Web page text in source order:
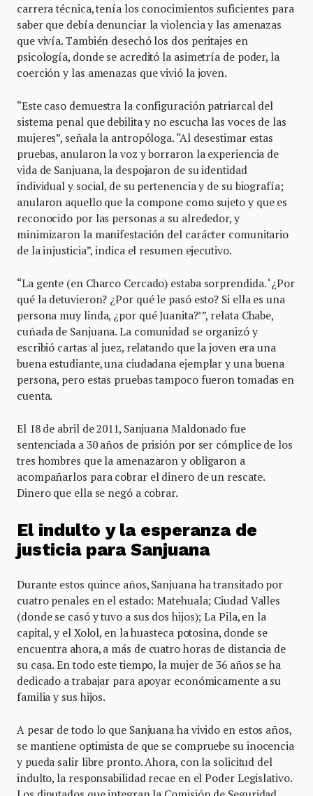
carrera técnica, tenía los conocimientos suficientes para
saber que debía denunciar la violencia y las amenazas
que vivía. También desechó los dos peritajes en
psicología, donde se acreditó la asimetría de poder, la
coerción y las amenazas que vivió la joven.
“Este caso demuestra la configuración patriarcal del
sistema penal que debilita y no escucha las voces de las
mujeres”, señala la antropóloga. “Al desestimar estas
pruebas, anularon la voz y borraron la experiencia de
vida de Sanjuana, la despojaron de su identidad
individual y social, de su pertenencia y de su biografía;
anularon aquello que la compone como sujeto y que es
reconocido por las personas a su alrededor, y
minimizaron la manifestación del carácter comunitario
de la injusticia”, indica el resumen ejecutivo.
“La gente (en Charco Cercado) estaba sorprendida. ‘¿Por
qué la detuvieron? ¿Por qué le pasó esto? Si ella es una
persona muy linda, ¿por qué Juanita?’”, relata Chabe,
cuñada de Sanjuana. La comunidad se organizó y
escribió cartas al juez, relatando que la joven era una
buena estudiante, una ciudadana ejemplar y una buena
persona, pero estas pruebas tampoco fueron tomadas en
cuenta.
El 18 de abril de 2011, Sanjuana Maldonado fue
sentenciada a 30 años de prisión por ser cómplice de los
tres hombres que la amenazaron y obligaron a
acompañarlos para cobrar el dinero de un rescate.
Dinero que ella se negó a cobrar.
El indulto y la esperanza de
justicia para Sanjuana
Durante estos quince años, Sanjuana ha transitado por
cuatro penales en el estado: Matehuala; Ciudad Valles
(donde se casó y tuvo a sus dos hijos); La Pila, en la
capital, y el Xolol, en la huasteca potosina, donde se
encuentra ahora, a más de cuatro horas de distancia de
su casa. En todo este tiempo, la mujer de 36 años se ha
dedicado a trabajar para apoyar económicamente a su
familia y sus hijos.
A pesar de todo lo que Sanjuana ha vivido en estos años,
se mantiene optimista de que se compruebe su inocencia
y pueda salir libre pronto. Ahora, con la solicitud del
indulto, la responsabilidad recae en el Poder Legislativo.